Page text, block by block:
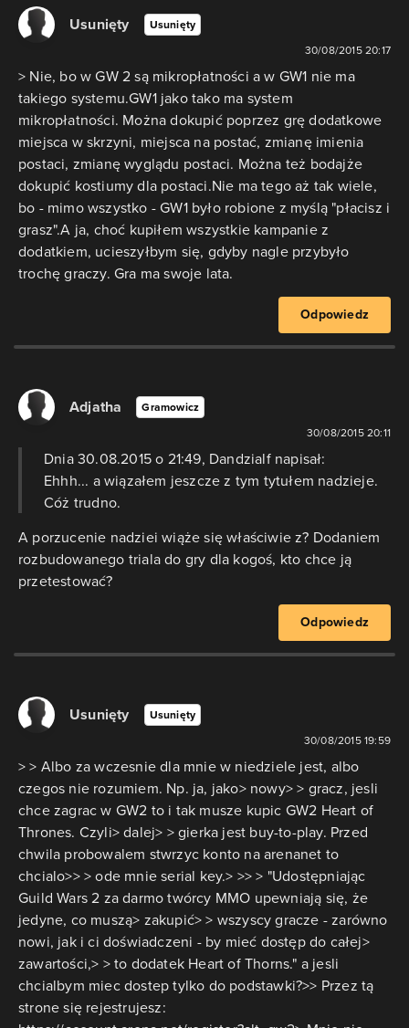
Usunięty Usunięty
30/08/2015 20:17
> Nie, bo w GW 2 są mikropłatności a w GW1 nie ma
takiego systemu.GW1 jako tako ma system
mikropłatności. Można dokupić poprzez grę dodatkowe
miejsca w skrzyni, miejsca na postać, zmianę imienia
postaci, zmianę wyglądu postaci. Można też bodajże
dokupić kostiumy dla postaci.Nie ma tego aż tak wiele,
bo - mimo wszystko - GW1 było robione z myślą "płacisz i
grasz".A ja, choć kupiłem wszystkie kampanie z
dodatkiem, ucieszyłbym się, gdyby nagle przybyło
trochę graczy. Gra ma swoje lata.
Odpowiedz
Adjatha Gramowicz
30/08/2015 20:11
Dnia 30.08.2015 o 21:49, Dandzialf napisał:
Ehhh... a wiązałem jeszcze z tym tytułem nadzieje.
Cóż trudno.
A porzucenie nadziei wiąże się właściwie z? Dodaniem
rozbudowanego triala do gry dla kogoś, kto chce ją
przetestować?
Odpowiedz
Usunięty Usunięty
30/08/2015 19:59
> > Albo za wczesnie dla mnie w niedziele jest, albo
czegos nie rozumiem. Np. ja, jako> nowy> > gracz, jesli
chce zagrac w GW2 to i tak musze kupic GW2 Heart of
Thrones. Czyli> dalej> > gierka jest buy-to-play. Przed
chwila probowalem stwrzyc konto na arenanet to
chcialo>> > ode mnie serial key.> >> > "Udostępniając
Guild Wars 2 za darmo twórcy MMO upewniają się, że
jedyne, co muszą> zakupić> > wszyscy gracze - zarówno
nowi, jak i ci doświadczeni - by mieć dostęp do całej>
zawartości,> > to dodatek Heart of Thorns." a jesli
chcialbym miec dostep tylko do podstawki?>> Przez tą
strone się rejestrujesz: